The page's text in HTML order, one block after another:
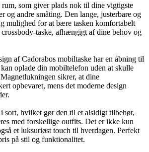
rum, som giver plads nok til dine vigtigste
og andre småting. Den lange, justerbare og
mulighed for at bære tasken komfortabelt
taske, afhængigt af dine behov og
af Cadorabos mobiltaske har en åbning til
oplade din mobiltelefon uden at skulle
sikrer, at dine
opbevaret, mens det moderne design
i sort, hvilket gør den til et alsidigt tilbehør,
med forskellige outfits. Det er ikke kun
et luksuriøst touch til hverdagen. Perfekt
på stil og funktionalitet.